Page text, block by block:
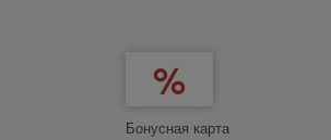
Бонусная карта